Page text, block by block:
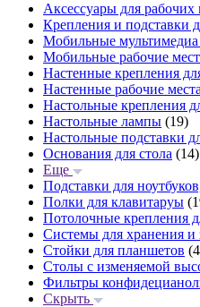
Аксессуары для рабочих
Крепления и подставки
Мобильные мультимедиа
Мобильные рабочие
Настенные крепления
Настенные рабочие места
Настольные крепления
Настольные лампы (19)
Настольные подставки
Основания для стола (14)
Еще
Подставки для
Полки для клавитаруы
Потолочные крепления
Системы для хранения и
Стойки для планшетов
Столы с изменяемой
Фильтры
Скрыть